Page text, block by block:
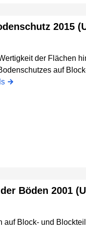
2015
der Flächen
auf
Böden 2001
auf Block- und